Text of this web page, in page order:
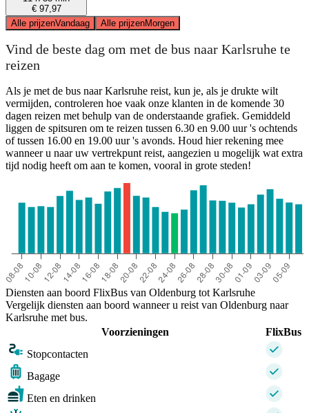
€ 97,97
Alle prijzenVandaag Alle prijzenMorgen
Vind de beste dag om met de bus naar Karlsruhe te
reizen
Als je met de bus naar Karlsruhe reist, kun je, als je drukte wilt
vermijden, controleren hoe vaak onze klanten in de komende 30
dagen reizen met behulp van de onderstaande grafiek. Gemiddeld
liggen de spitsuren om te reizen tussen 6.30 en 9.00 uur 's ochtends
of tussen 16.00 en 19.00 uur 's avonds. Houd hier rekening mee
wanneer u naar uw vertrekpunt reist, aangezien u mogelijk wat extra
tijd nodig heeft om aan te komen, vooral in grote steden!
Diensten aan boord FlixBus van Oldenburg tot Karlsruhe
Vergelijk diensten aan boord wanneer u reist van Oldenburg naar
Karlsruhe met bus.
Voorzieningen
FlixBus
Stopcontacten
Bagage
Eten en drinken